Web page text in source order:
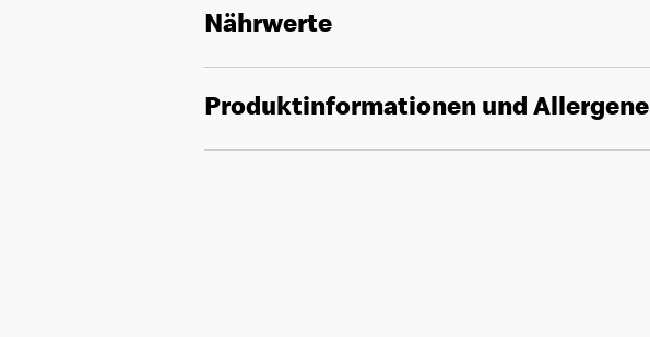
Nährwerte
Produktinformationen und Allergene